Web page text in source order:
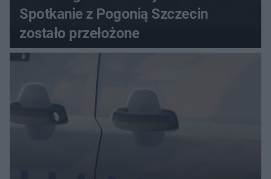
Spotkanie z Pogonią Szczecin
zostało przełożone